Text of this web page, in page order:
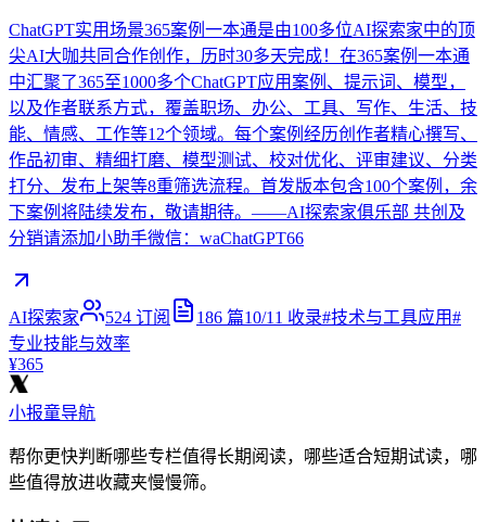
ChatGPT实用场景365案例一本通是由100多位AI探索家中的顶
尖AI大咖共同合作创作，历时30多天完成！在365案例一本通
中汇聚了365至1000多个ChatGPT应用案例、提示词、模型，
以及作者联系方式，覆盖职场、办公、工具、写作、生活、技
能、情感、工作等12个领域。每个案例经历创作者精心撰写、
作品初审、精细打磨、模型测试、校对优化、评审建议、分类
打分、发布上架等8重筛选流程。首发版本包含100个案例，余
下案例将陆续发布，敬请期待。——AI探索家俱乐部 共创及
分销请添加小助手微信：waChatGPT66
AI探索家 524 订阅 186 篇10/11 收录#技术与工具应用#
专业技能与效率
¥365
小报童导航
帮你更快判断哪些专栏值得长期阅读，哪些适合短期试读，哪
些值得放进收藏夹慢慢筛。